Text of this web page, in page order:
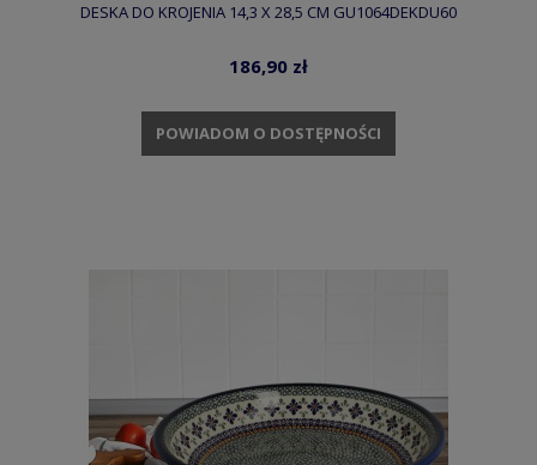
DESKA DO KROJENIA 14,3 X 28,5 CM GU1064DEKDU60
186,90 zł
POWIADOM O DOSTĘPNOŚCI